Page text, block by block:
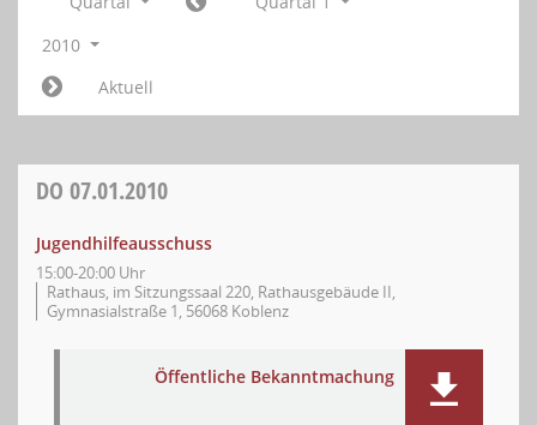
2010
Aktuell
DO 07.01.2010
Jugendhilfeausschuss
15:00-20:00 Uhr
Rathaus, im Sitzungssaal 220, Rathausgebäude II,
Gymnasialstraße 1, 56068 Koblenz
Öffentliche Bekanntmachung